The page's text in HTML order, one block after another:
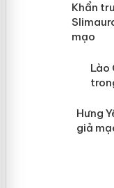
Khẩn
mạo